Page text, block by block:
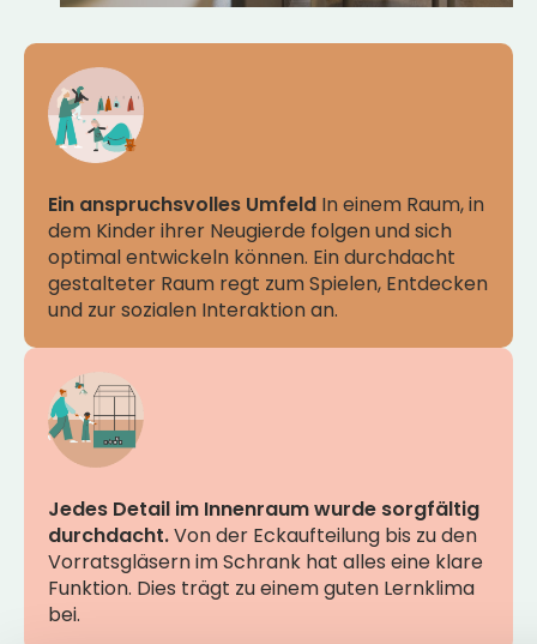
Ein anspruchsvolles Umfeld In einem Raum, in
dem Kinder ihrer Neugierde folgen und sich
optimal entwickeln können. Ein durchdacht
gestalteter Raum regt zum Spielen, Entdecken
und zur sozialen Interaktion an.
Jedes Detail im Innenraum wurde sorgfältig
durchdacht.Von der Eckaufteilung bis zu den
Vorratsgläsern im Schrank hat alles eine klare
Funktion. Dies trägt zu einem guten Lernklima
bei.
Grün ist gesund, wie Studien zeigen. Deshalb
gehen alle unsere Kinder jeden Tag nach
draußen, um im Gras zu spielen, Sandkuchen
zu backen oder Hütten zu bauen.
an.Mit organischen Formen und natürlichen
Materialien. Ein Außenbereich, der die Sinne
anregt und zu vielfältigen Aktivitäten einlädt.